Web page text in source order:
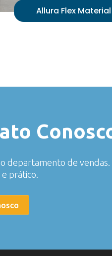
Allura Flex Material
departamento de
prático.